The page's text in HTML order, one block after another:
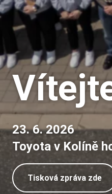
23. 6. 2026
Toyota v Kolíně
Tisková zpráva zde